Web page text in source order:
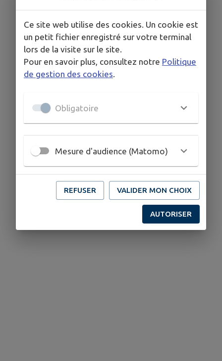
contagieuse !
COORDONNÉES
www.iadfrance.fr/conseiller-immobilier/tho...
06 27 51 87 71
Ce site web utilise des cookies. Un cookie est
un petit fichier enregistré sur votre terminal
lors de la visite sur le site.
Pour en savoir plus, consultez notre Politique
de gestion des cookies.
Obligatoire
Mesure d'audience (Matomo)
REFUSER VALIDER MON CHOIX
AUTORISER